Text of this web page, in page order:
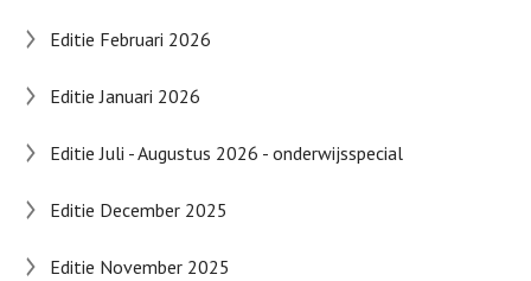
Editie Februari 2026
Editie Januari 2026
Editie Juli - Augustus 2026 - onderwijsspecial
Editie December 2025
Editie November 2025